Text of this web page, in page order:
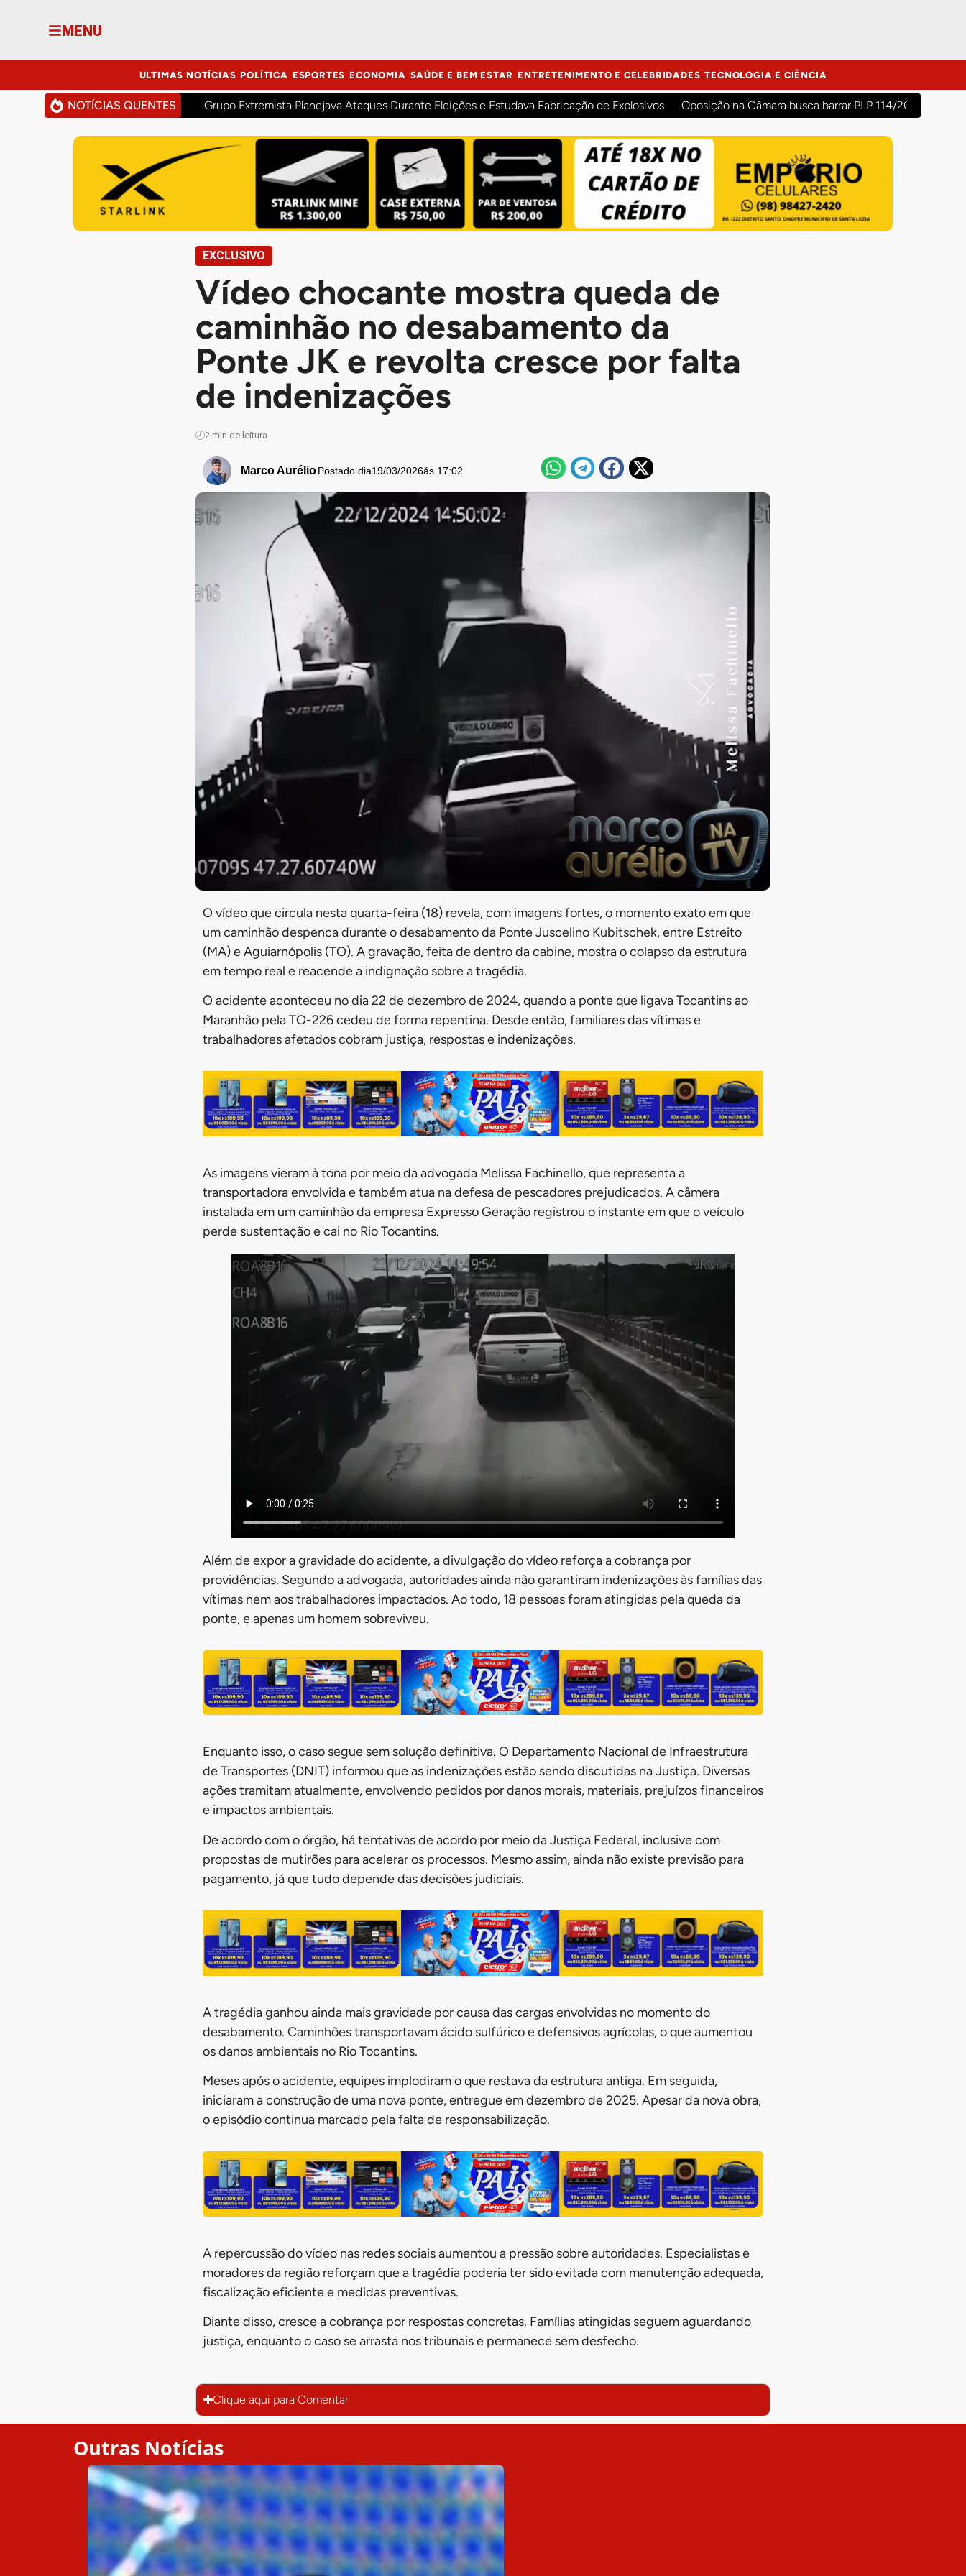
MENU
ULTIMAS NOTÍCIAS POLÍTICA ESPORTES ECONOMIA SAÚDE E BEM ESTAR ENTRETENIMENTO E CELEBRIDADES TECNOLOGIA E CIÊNCIA
NOTÍCIAS QUENTES Grupo Extremista Planejava Ataques Durante Eleições e Estudava Fabricação de Explosivos Oposição na Câmara busca barrar PLP 114/2026 para
EXCLUSIVO
Vídeo chocante mostra queda de
caminhão no desabamento da
Ponte JK e revolta cresce por falta
de indenizações
2 min de leitura
Marco Aurélio Postado dia19/03/2026ás 17:02
O vídeo que circula nesta quarta-feira (18) revela, com imagens fortes, o momento exato em que
um caminhão despenca durante o desabamento da Ponte Juscelino Kubitschek, entre Estreito
(MA) e Aguiarnópolis (TO). A gravação, feita de dentro da cabine, mostra o colapso da estrutura
em tempo real e reacende a indignação sobre a tragédia.
O acidente aconteceu no dia 22 de dezembro de 2024, quando a ponte que ligava Tocantins ao
Maranhão pela TO-226 cedeu de forma repentina. Desde então, familiares das vítimas e
trabalhadores afetados cobram justiça, respostas e indenizações.
As imagens vieram à tona por meio da advogada Melissa Fachinello, que representa a
transportadora envolvida e também atua na defesa de pescadores prejudicados. A câmera
instalada em um caminhão da empresa Expresso Geração registrou o instante em que o veículo
perde sustentação e cai no Rio Tocantins.
Além de expor a gravidade do acidente, a divulgação do vídeo reforça a cobrança por
providências. Segundo a advogada, autoridades ainda não garantiram indenizações às famílias das
vítimas nem aos trabalhadores impactados. Ao todo, 18 pessoas foram atingidas pela queda da
ponte, e apenas um homem sobreviveu.
Enquanto isso, o caso segue sem solução definitiva. O Departamento Nacional de Infraestrutura
de Transportes (DNIT) informou que as indenizações estão sendo discutidas na Justiça. Diversas
ações tramitam atualmente, envolvendo pedidos por danos morais, materiais, prejuízos financeiros
e impactos ambientais.
De acordo com o órgão, há tentativas de acordo por meio da Justiça Federal, inclusive com
propostas de mutirões para acelerar os processos. Mesmo assim, ainda não existe previsão para
pagamento, já que tudo depende das decisões judiciais.
A tragédia ganhou ainda mais gravidade por causa das cargas envolvidas no momento do
desabamento. Caminhões transportavam ácido sulfúrico e defensivos agrícolas, o que aumentou
os danos ambientais no Rio Tocantins.
Meses após o acidente, equipes implodiram o que restava da estrutura antiga. Em seguida,
iniciaram a construção de uma nova ponte, entregue em dezembro de 2025. Apesar da nova obra,
o episódio continua marcado pela falta de responsabilização.
A repercussão do vídeo nas redes sociais aumentou a pressão sobre autoridades. Especialistas e
moradores da região reforçam que a tragédia poderia ter sido evitada com manutenção adequada,
fiscalização eficiente e medidas preventivas.
Diante disso, cresce a cobrança por respostas concretas. Famílias atingidas seguem aguardando
justiça, enquanto o caso se arrasta nos tribunais e permanece sem desfecho.
Clique aqui para Comentar
Outras Notícias